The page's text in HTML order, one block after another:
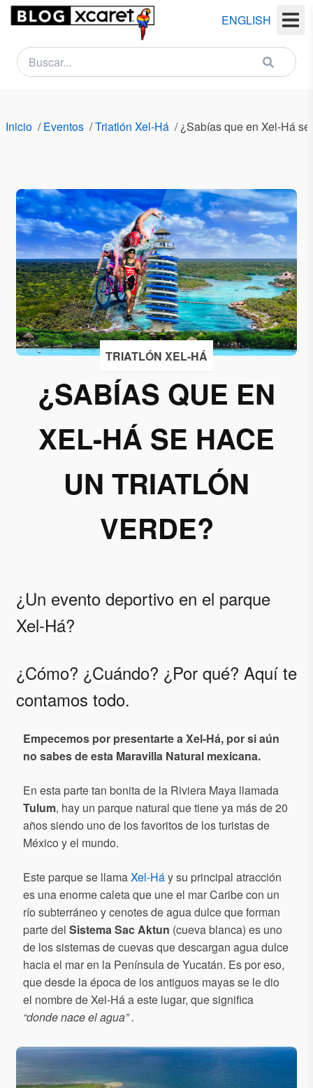
ENGLISH
Inicio /Eventos /Triatlón Xel-Há /¿Sabías que en Xel-Há
TRIATLÓN XEL-HÁ
¿SABÍAS QUE EN
XEL-HÁ SE HACE
UN TRIATLÓN
VERDE?
¿Un evento deportivo en el parque
Xel-Há?
¿Cómo? ¿Cuándo? ¿Por qué? Aquí te
contamos todo.
Empecemos por presentarte a Xel-Há, por si aún
no sabes de esta Maravilla Natural mexicana.
En esta parte tan bonita de la Riviera Maya llamada
Tulum, hay un parque natural que tiene ya más de 20
años siendo uno de los favoritos de los turistas de
México y el mundo.
Este parque se llamaXel-Háy su principal atracción
es una enorme caleta que une el mar Caribe con un
río subterráneo y cenotes de agua dulce que forman
parte del Sistema Sac Aktun (cueva blanca) es uno
de los sistemas de cuevas que descargan agua dulce
hacia el mar en la Península de Yucatán. Es por eso,
que desde la época de los antiguos mayas se le dio
el nombre de Xel-Há a este lugar, que significa
“donde nace el agua” .
NEWSLETTER
Nombre
(s)
Email
País
Acepto
recibir
de
Grupo
Xcaret
permiso
Aceptar